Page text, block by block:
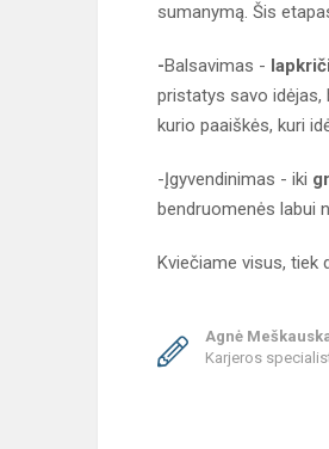
sumanymą. Šis
-Balsavimas -
pristatys savo idėjas,
kurio paaiškės, kuri
-Įgyvendinimas - iki
bendruomenės labui
Kviečiame visus, tiek
Agnė
Karjeros